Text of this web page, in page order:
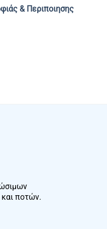
& Περιποιησης
ποτών.